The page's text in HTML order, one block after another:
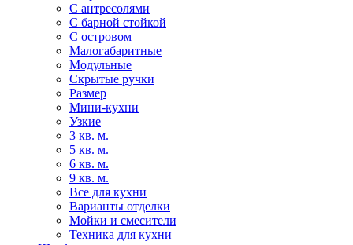
С антресолями
С барной стойкой
С островом
Малогабаритные
Модульные
Скрытые ручки
Размер
Мини-кухни
Узкие
3 кв. м.
5 кв. м.
6 кв. м.
9 кв. м.
Все для кухни
Варианты отделки
Мойки и смесители
Техника для кухни